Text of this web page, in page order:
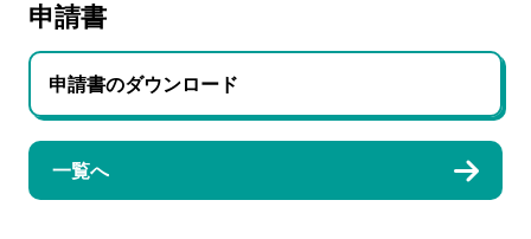
申請書
申請書のダウンロード
一覧へ